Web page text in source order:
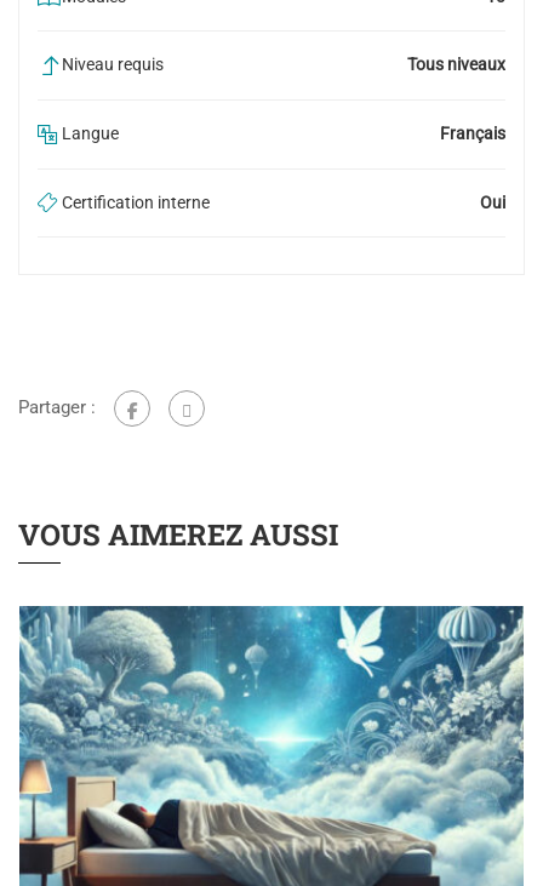
Niveau requis Tous niveaux
Langue Français
Certification interne Oui
Partager :
VOUS AIMEREZ AUSSI